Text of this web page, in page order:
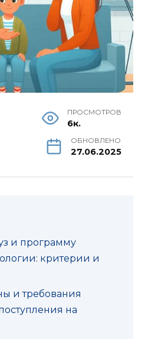
ПРОСМОТРОВ
6к.
ОБНОВЛЕНО
27.06.2025
и программу
критерии и
и требования
на